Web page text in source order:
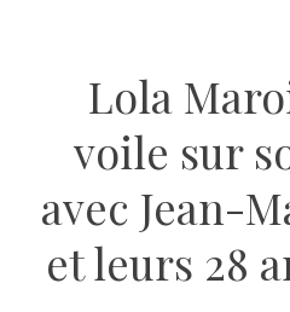
Lola
voile sur
avec Jean-
et leurs 28